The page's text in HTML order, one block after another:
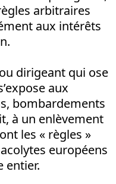
arbitraires
aux intérêts
dirigeant qui ose
aux
bombardements
à un enlèvement
les « règles »
européens
entier.